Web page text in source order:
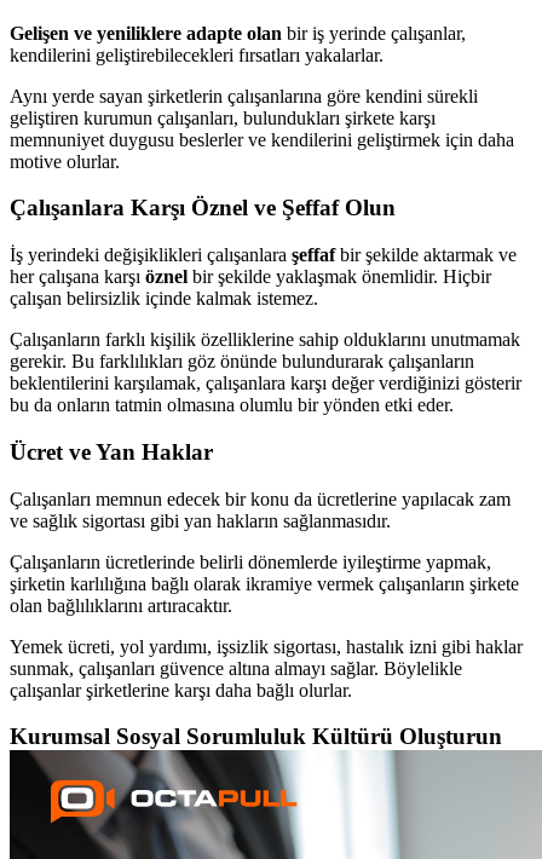
Gelişen ve yeniliklere adapte olan bir iş yerinde çalışanlar,
kendilerini geliştirebilecekleri fırsatları yakalarlar.
Aynı yerde sayan şirketlerin çalışanlarına göre kendini sürekli
geliştiren kurumun çalışanları, bulundukları şirkete karşı
memnuniyet duygusu beslerler ve kendilerini geliştirmek için daha
motive olurlar.
Çalışanlara Karşı Öznel ve Şeffaf Olun
İş yerindeki değişiklikleri çalışanlara şeffafbir şekilde aktarmak ve
her çalışana karşı öznel bir şekilde yaklaşmak önemlidir. Hiçbir
çalışan belirsizlik içinde kalmak istemez.
Çalışanların farklı kişilik özelliklerine sahip olduklarını unutmamak
gerekir. Bu farklılıkları göz önünde bulundurarak çalışanların
beklentilerini karşılamak, çalışanlara karşı değer verdiğinizi gösterir
bu da onların tatmin olmasına olumlu bir yönden etki eder.
Ücret ve Yan Haklar
Çalışanları memnun edecek bir konu da ücretlerine yapılacak zam
ve sağlık sigortası gibi yan hakların sağlanmasıdır.
Çalışanların ücretlerinde belirli dönemlerde iyileştirme yapmak,
şirketin karlılığına bağlı olarak ikramiye vermek çalışanların şirkete
olan bağlılıklarını artıracaktır.
Yemek ücreti, yol yardımı, işsizlik sigortası, hastalık izni gibi haklar
sunmak, çalışanları güvence altına almayı sağlar. Böylelikle
çalışanlar şirketlerine karşı daha bağlı olurlar.
Kurumsal Sosyal Sorumluluk Kültürü Oluşturun